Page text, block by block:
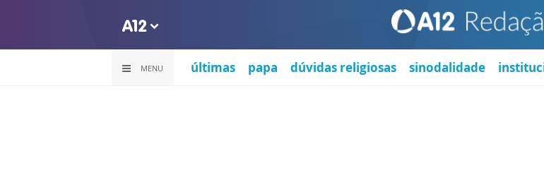
MENU últimas papa dúvidas religiosas sinodalidade